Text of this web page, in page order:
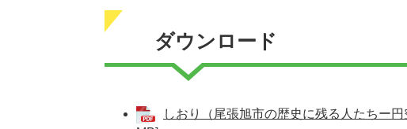
ダウンロード
しおり（尾張旭市の歴史に残る人たちー